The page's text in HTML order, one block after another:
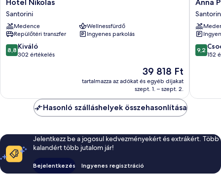
Nikolas
Santorini
Hotel Nikolas
Santorini
Medence
Wellnessfürdő
Repülőtéri transzfer
Ingyenes parkolás
8.8
ennyiből:
8,8 Kiváló
302 értékelés
Az
39 818 Ft
39 818 Ft
tartalmazza az adókat és egyéb díjakat
szept. 1. – szept. 2.
Pension
Anna
9.2
9,2
152
Hasonló szálláshelyek összehasonlítása
Jelentkezz be a jogosul kedvezményekért és extrákért. Több
kalandért több jutalom jár!
Bejelentkezés Ingyenes regisztráció